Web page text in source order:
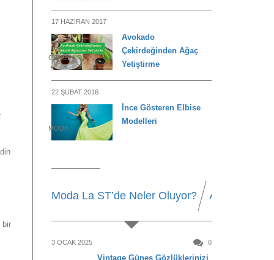
bir
17 HAZIRAN 2017
GENEL
Avokado
Çekirdeğinden Ağaç
Yetiştirme
22 ŞUBAT 2016
MODA
İnce Gösteren Elbise
Modelleri
Moda La ST’de Neler Oluyor? Alışveriş
3 OCAK 2025 0
Vintage Güneş Gözlüklerinizi